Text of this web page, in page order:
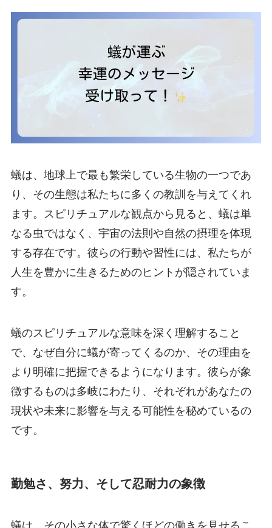
蟻は、地球上で最も繁栄している生物の一つであ
り、その生態は私たちに多くの教訓を与えてくれ
ます。スピリチュアルな観点から見ると、蟻は単
なる虫ではなく、宇宙の法則や自然の摂理を体現
する存在です。彼らの行動や習性には、私たちが
人生を豊かに生きるためのヒントが隠されていま
す。
蟻のスピリチュアルな意味を深く理解すること
で、なぜ自分に蟻が寄ってくるのか、その理由を
より明確に把握できるようになります。彼らが象
徴するものは多岐にわたり、それぞれがあなたの
現状や未来に影響を与える可能性を秘めているの
です。
勤勉さ、努力、そして忍耐力の象徴